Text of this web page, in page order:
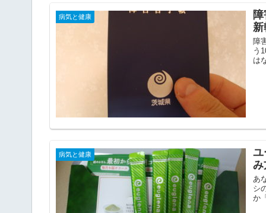
病気と健康
障
う
は
病気と健康
ユ
み
あ
シ
か